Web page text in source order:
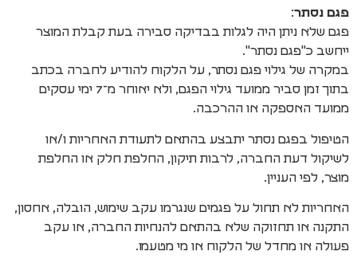
פגם נסתר:
פגם שלא ניתן היה לגלות בבדיקה סבירה בעת קבלת המוצר
ייחשב כ"פגם נסתר".
במקרה של גילוי פגם נסתר, על הלקוח להודיע לחברה בכתב
בתוך זמן סביר ממועד גילוי הפגם, ולא יאוחר מ־7 ימי עסקים
ממועד האספקה או ההרכבה.
הטיפול בפגם נסתר יתבצע בהתאם לתעודת האחריות ו/או
לשיקול דעת החברה, לרבות תיקון, החלפת חלק או החלפת
מוצר, לפי העניין.
האחריות לא תחול על פגמים שנגרמו עקב שימוש, הובלה, אחסון,
התקנה או תחזוקה שלא בהתאם להנחיות החברה, או עקב
פעולה או מחדל של הלקוח או מי מטעמו.